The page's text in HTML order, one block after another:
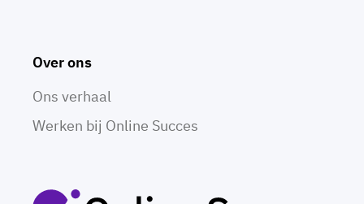
Over ons
Ons verhaal
Werken bij Online Succes